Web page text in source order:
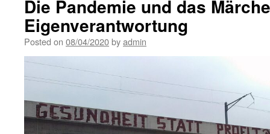
Die Pandemie und das
Eigenverantwortung
Posted on 08/04/2020byadmin